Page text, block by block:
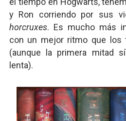
y Ron corriendo por sus
horcruxes. Es mucho más
con un mejor ritmo que los
(aunque la primera mitad
lenta).